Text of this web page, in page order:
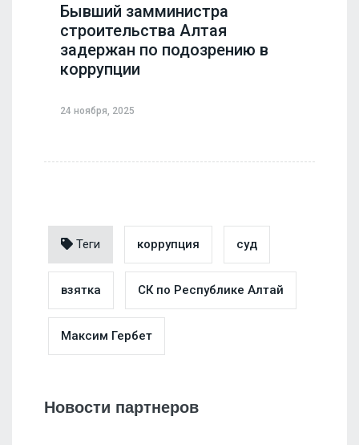
Бывший замминистра
строительства Алтая
задержан по подозрению в
коррупции
24 ноября, 2025
Теги коррупция суд
взятка СК по Республике Алтай
Максим Гербет
Новости партнеров